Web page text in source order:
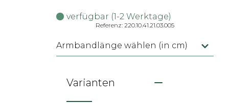
verfügbar (1-2 Werktage)
Referenz: 220.10.41.21.03.005
Armbandlänge wählen (in cm)
Varianten